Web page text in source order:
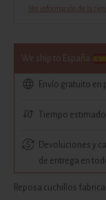
Ver información de la
We ship to España
Envío gratuito en
Tiempo
Devoluciones y
de entrega en
Reposa cuchillos